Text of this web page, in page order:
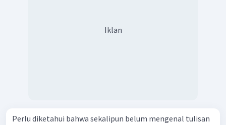
Iklan
Perlu diketahui bahwa sekalipun belum mengenal tulisan